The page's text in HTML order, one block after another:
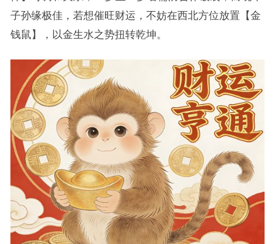
子孙缘极佳，若想催旺财运，不妨在西北方位放置【金
钱鼠】，以金生水之势扭转乾坤。